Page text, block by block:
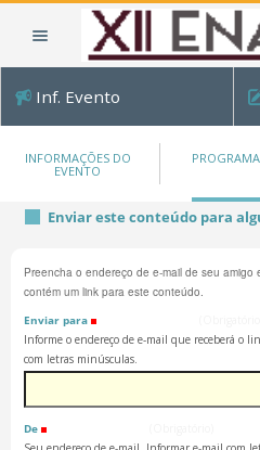
Inf. Evento
INFORMAÇÕES DO
EVENTO
Enviar este conteúdo para
Preencha o endereço de e-mail de seu amigo
contém um link para este conteúdo.
Enviar para
Informe o endereço de e-mail que receberá o
com letras minúsculas.
De